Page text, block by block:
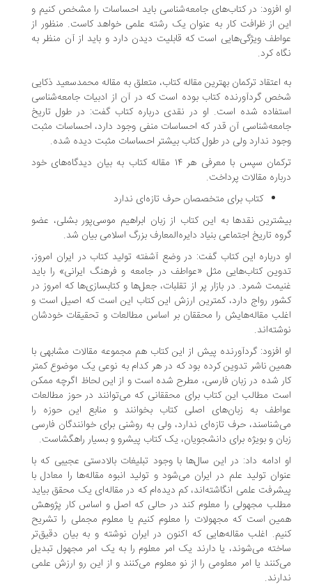
افزود: در کتاب‌های جامعه‌شناسی باید احساسات را مشخص کنیم و
از ظرافت کار به عنوان یک رشته علمی خواهد کاست. منظور از
ویژگی‌هایی است که قابلیت دیدن دارد و باید از آن منظر به
کرد.
اعتقاد ترکمان بهترین مقاله کتاب، متعلق به مقاله محمدسعید ذکایی
گردآورنده کتاب بوده است که در آن از ادبیات جامعه‌شناسی
شده است. او در نقدی درباره کتاب گفت: در طول تاریخ
آن قدر که احساسات منفی وجود دارد، احساسات مثبت
ندارد ولی در طول کتاب بیشتر احساسات مثبت دیده شده.
ترکمان سپس با معرفی هر ۱۴ مقاله کتاب به بیان دیدگاه‌های خود
مقالات پرداخت.
کتاب برای متخصصان حرف تازه‌ای ندارد
نقدها به این کتاب از زبان ابراهیم موسی‌پور بشلی، عضو
تاریخ اجتماعی بنیاد دایره‌المعارف بزرگ اسلامی بیان شد.
درباره این کتاب گفت: در وضع آشفته تولید کتاب در ایران امروز،
کتاب‌هایی مثل «عواطف در جامعه و فرهنگ ایرانی» را باید
شمرد. در بازار پر از تقلبات، جعل‌ها و کتابسازی‌ها که امروز در
رواج دارد، کمترین ارزش این کتاب این است که اصیل است و
مقاله‌هایش را محققان بر اساس مطالعات و تحقیقات خودشان
افزود: گردآورنده پیش از این کتاب هم مجموعه مقالات مشابهی با
ناشر تدوین کرده بود که در هر کدام به نوعی یک موضوع کمتر
شده در زبان فارسی، مطرح شده است و از این لحاظ اگرچه ممکن
مطالب این کتاب برای محققانی که می‌توانند در حوز مطالعات
به زبان‌های اصلی کتاب بخوانند و منابع این حوزه را
حرف تازه‌ای ندارد، ولی به روشنی برای خوانندگان فارسی
و بویژه برای دانشجویان، یک کتاب پیشرو و بسیار راهگشاست.
ادامه داد: در این‌ سال‌ها با وجود تبلیغات بالادستی عجیبی که با
تولید علم در ایران می‌شود و تولید انبوه مقاله‌ها را معادل با
علمی انگاشته‌اند، کم دیده‌ام که در مقاله‌ای یک محقق بیاید
مجهولی را معلوم کند در حالی که اصل و اساس کار پژوهش
است که مجهولات را معلوم کنیم یا معلوم مجملی را تشریح
اغلب مقاله‌هایی که اکنون در ایران نوشته و به بیان دقیق‌تر
می‌شوند، یا دارند یک امر معلوم را به یک امر مجهول تبدیل
یا امر معلومی را از نو معلوم می‌کنند و از این رو ارزش علمی